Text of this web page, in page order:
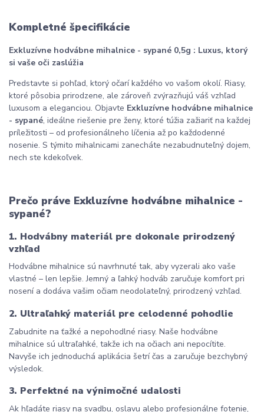
Kompletné špecifikácie
Exkluzívne hodvábne mihalnice - sypané 0,5g : Luxus, ktorý
si vaše oči zaslúžia
Predstavte si pohľad, ktorý očarí každého vo vašom okolí. Riasy,
ktoré pôsobia prirodzene, ale zároveň zvýrazňujú váš vzhľad
luxusom a eleganciou. Objavte Exkluzívne hodvábne mihalnice
- sypané, ideálne riešenie pre ženy, ktoré túžia zažiariť na každej
príležitosti – od profesionálneho líčenia až po každodenné
nosenie. S týmito mihalnicami zanecháte nezabudnuteľný dojem,
nech ste kdekoľvek.
Prečo práve Exkluzívne hodvábne mihalnice -
sypané?
1. Hodvábny materiál pre dokonale prirodzený
vzhľad
Hodvábne mihalnice sú navrhnuté tak, aby vyzerali ako vaše
vlastné – len lepšie. Jemný a ľahký hodváb zaručuje komfort pri
nosení a dodáva vašim očiam neodolateľný, prirodzený vzhľad.
2. Ultraľahký materiál pre celodenné pohodlie
Zabudnite na ťažké a nepohodlné riasy. Naše hodvábne
mihalnice sú ultraľahké, takže ich na očiach ani nepocítite.
Navyše ich jednoduchá aplikácia šetrí čas a zaručuje bezchybný
výsledok.
3. Perfektné na výnimočné udalosti
Ak hľadáte riasy na svadbu, oslavu alebo profesionálne fotenie,